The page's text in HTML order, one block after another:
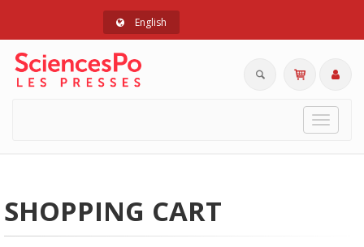
English
Toggle
SHOPPING CART